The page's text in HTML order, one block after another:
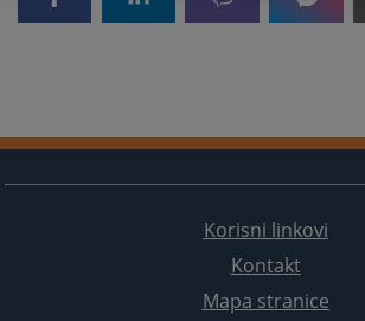
Korisni linkovi
Kontakt
Mapa stranice